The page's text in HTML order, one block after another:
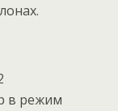
в режим